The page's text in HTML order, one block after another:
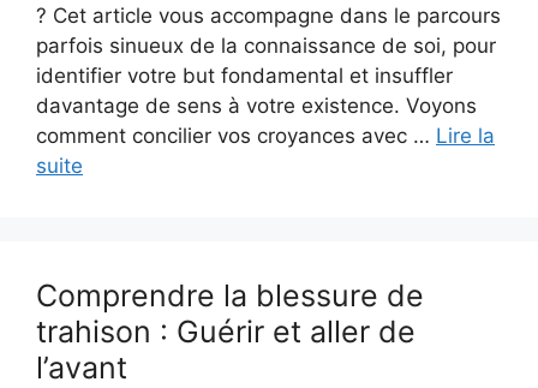
? Cet article vous accompagne dans le parcours
parfois sinueux de la connaissance de soi, pour
identifier votre but fondamental et insuffler
davantage de sens à votre existence. Voyons
comment concilier vos croyances avec … Lire la
suite
Comprendre la blessure de
trahison : Guérir et aller de
l’avant